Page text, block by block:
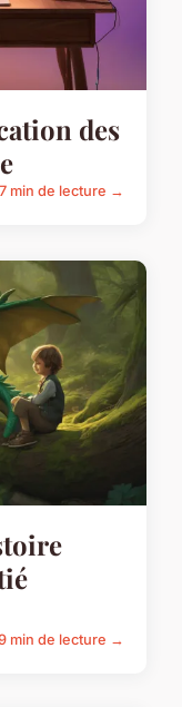
des
7 min de lecture →
min de lecture →